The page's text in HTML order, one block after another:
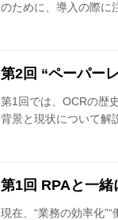
のために、導入の際に
第2回 “ペーパー
第1回では、OCRの歴
背景と現状について解
第1回 RPAと一緒
現在、“業務の効率化